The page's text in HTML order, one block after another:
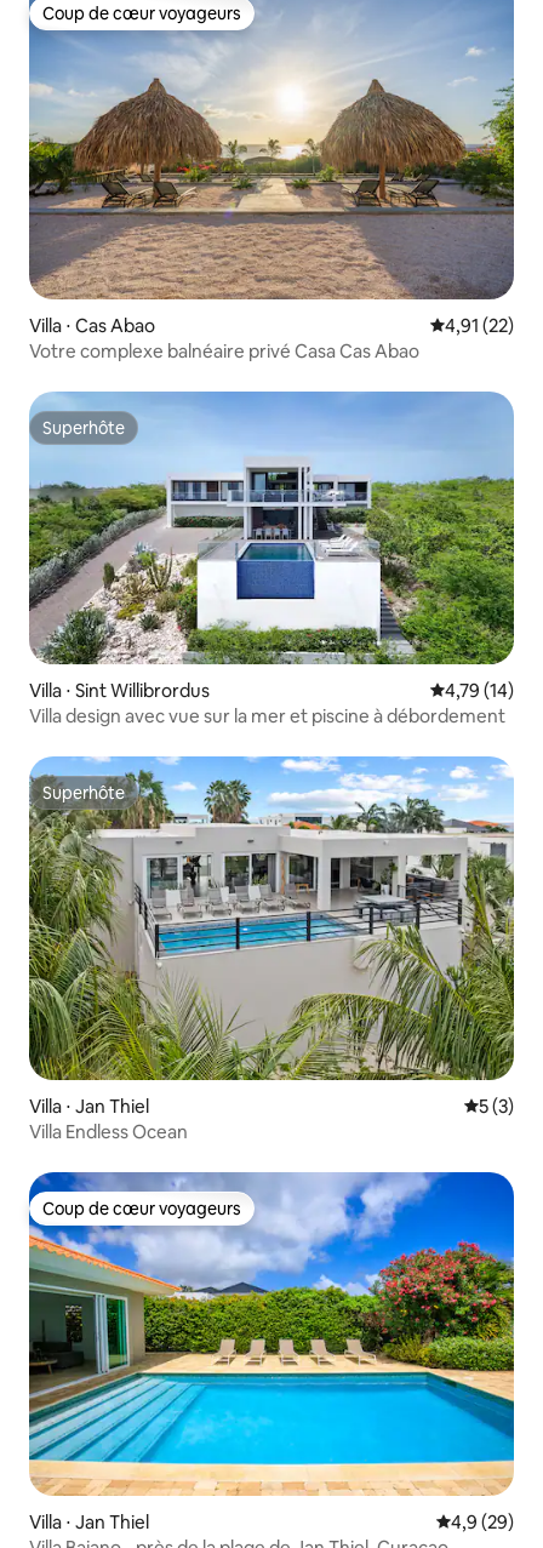
Coup de cœur voyageurs
Coup de cœur voyageurs
Villa ⋅ Cas Abao Évaluation
4,91 (22)
Votre complexe balnéaire privé Casa Cas Abao
Superhôte
Superhôte
Villa ⋅ Sint Willibrordus Évaluation
4,79 (14)
Villa design avec vue sur la mer et piscine à débordement
Superhôte
Superhôte
Villa ⋅ Jan Thiel
5 (3)
Villa Endless Ocean
Coup de cœur voyageurs
Coup de cœur voyageurs
Villa ⋅ Jan Thiel Évaluation
4,9 (29)